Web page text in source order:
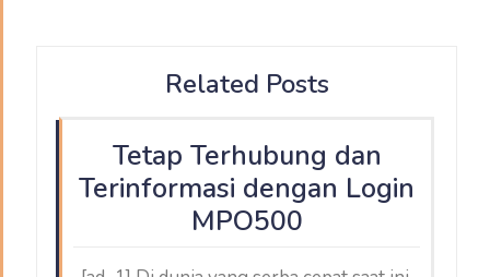
Related Posts
Tetap Terhubung dan
Terinformasi dengan Login
MPO500